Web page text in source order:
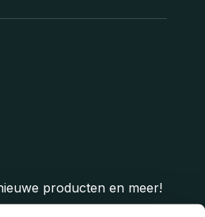
producten en meer!